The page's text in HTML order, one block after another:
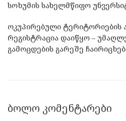
სოხუმის სახელმწიფო
ოკუპირებული ტერიტორიების
რეგისტრაცია დაიწყო –
გამოცდების გარეშე
ᲑᲝᲚᲝ ᲙᲝᲛᲔᲜᲢᲐᲠᲔᲑᲘ